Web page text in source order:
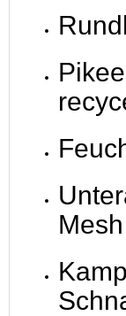
Mesh